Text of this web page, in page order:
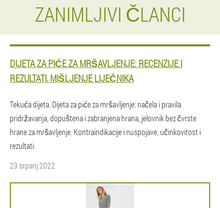
ZANIMLJIVI ČLANCI
DIJETA ZA PIĆE ZA MRŠAVLJENJE: RECENZIJE I
REZULTATI, MIŠLJENJE LIJEČNIKA
Tekuća dijeta. Dijeta za piće za mršavljenje: načela i pravila
pridržavanja, dopuštena i zabranjena hrana, jelovnik bez čvrste
hrane za mršavljenje. Kontraindikacije i nuspojave, učinkovitost i
rezultati.
23 srpanj 2022